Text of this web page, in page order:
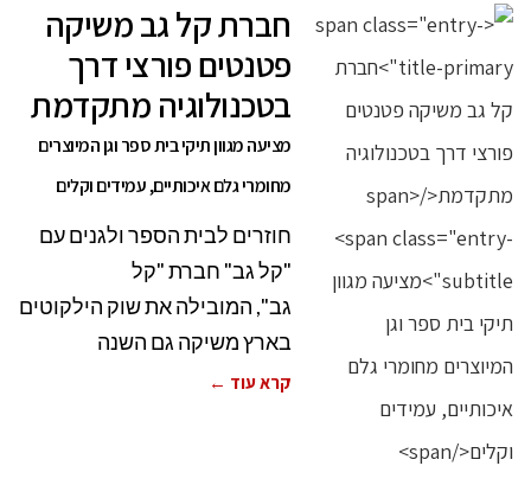
חברת קל גב משיקה
פטנטים פורצי דרך
בטכנולוגיה מתקדמת
מציעה מגוון תיקי בית ספר וגן המיוצרים
מחומרי גלם איכותיים, עמידים וקלים
חוזרים לבית הספר ולגנים עם
"קל גב" חברת "קל
גב", המובילה את שוק הילקוטים
בארץ משיקה גם השנה
קרא עוד ←